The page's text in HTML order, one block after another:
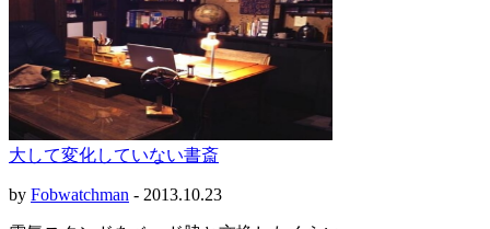
大して変化していない書斎
by Fobwatchman - 2013.10.23